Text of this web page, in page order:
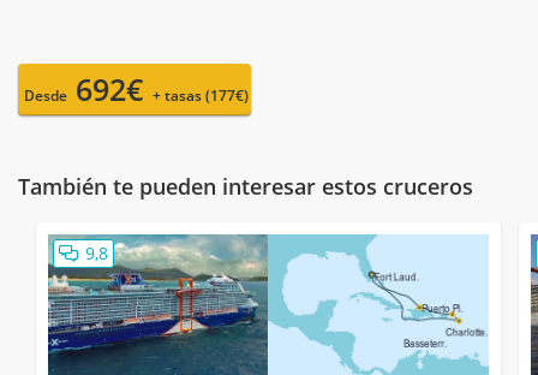
Desde 692€ + tasas (177€)
También te pueden interesar estos cruceros
9,8